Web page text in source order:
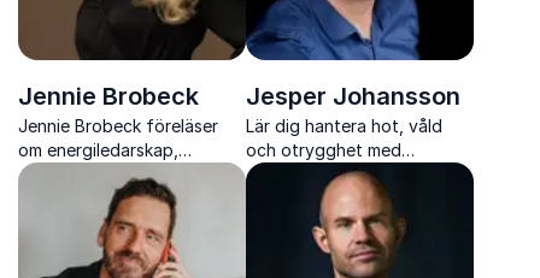
Jennie Brobeck
Jennie Brobeck föreläser
om energiledarskap,
självledarskap och hur du
skapar arbetsplatser där
människor trivs, presterar
och utvecklas.
Jesper Johansson
Lär dig hantera hot, våld
och otrygghet med
konkreta metoder och
mental träning från en
erfaren polis